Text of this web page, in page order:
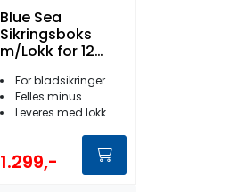
Blue Sea
Sikringsboks
m/Lokk for 12
For bladsikringer
Felles minus
Leveres med lokk
1.299,-